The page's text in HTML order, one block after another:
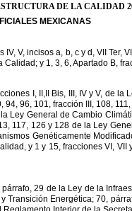
DE LA CALIDAD
MEXICANAS
IV, V, incisos a, b, c y d, VII Ter,
Calidad; y 1, 3, 6, Apartado B,
I, II,II Bis, III, IV y V, de la
94, 96, 101, fracción III, 108, 111,
la Ley General de Cambio
117, 126 y 128 de la Ley
Genéticamente
y 1 y 15, fracciones VI, VII
párrafo, 29 de la Ley de la
y Transición Energética; 70,